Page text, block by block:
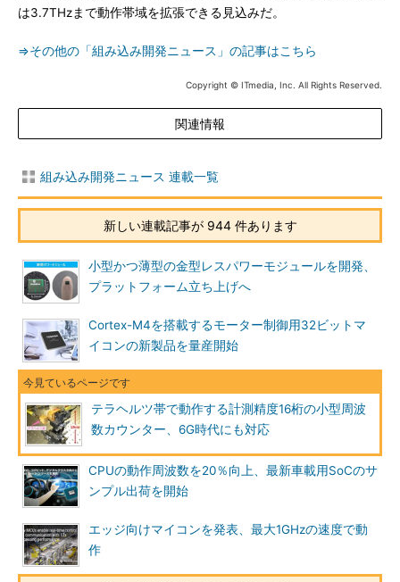
は3.7THzまで動作帯域を拡張できる見込みだ。
⇒その他の「組み込み開発ニュース」の記事はこちら
Copyright © ITmedia, Inc. All Rights Reserved.
関連情報
組み込み開発ニュース 連載一覧
新しい連載記事が 944 件あります
小型かつ薄型の金型レスパワーモジュールを開発、
プラットフォーム立ち上げへ
Cortex-M4を搭載するモーター制御用32ビットマ
イコンの新製品を量産開始
テラヘルツ帯で動作する計測精度16桁の小型周波
数カウンター、6G時代にも対応
CPUの動作周波数を20％向上、最新車載用SoCのサ
ンプル出荷を開始
エッジ向けマイコンを発表、最大1GHzの速度で動
作